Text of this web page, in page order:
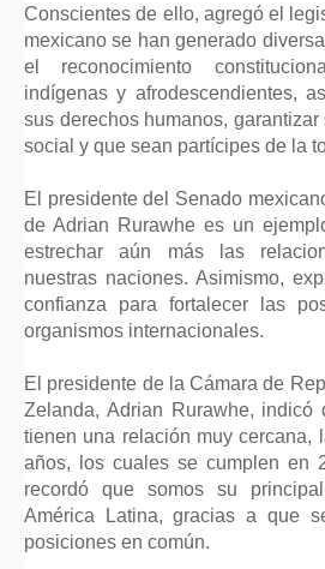
Conscientes de ello, agregó el
mexicano se han generado
el reconocimiento
indígenas y afrodescendientes,
sus derechos humanos,
social y que sean partícipes de la
El presidente del Senado
de Adrian Rurawhe es un
estrechar aún más las
nuestras naciones. Asimismo,
confianza para fortalecer las
organismos internacionales.
El presidente de la Cámara de
Zelanda, Adrian Rurawhe,
tienen una relación muy cercana,
años, los cuales se cumplen en
recordó que somos su
América Latina, gracias a que
posiciones en común.